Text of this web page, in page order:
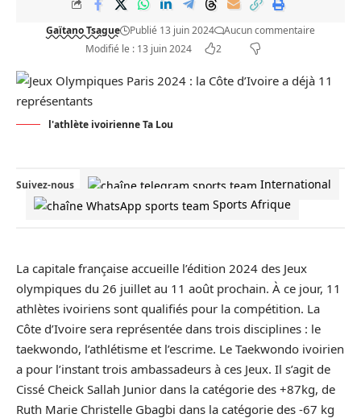
Gaïtano Tsague Publié 13 juin 2024
Aucun commentaire
Modifié le : 13 juin 2024
2
l'athlète ivoirienne Ta Lou
Suivez-nous
International
Sports Afrique
La capitale française accueille l’édition 2024 des Jeux
olympiques du 26 juillet au 11 août prochain. À ce jour, 11
athlètes ivoiriens sont qualifiés pour la compétition. La
Côte d’Ivoire sera représentée dans trois disciplines : le
taekwondo, l’athlétisme et l’escrime. Le Taekwondo ivoirien
a pour l’instant trois ambassadeurs à ces Jeux. Il s’agit de
Cissé Cheick Sallah Junior dans la catégorie des +87kg, de
Ruth Marie Christelle Gbagbi dans la catégorie des -67 kg